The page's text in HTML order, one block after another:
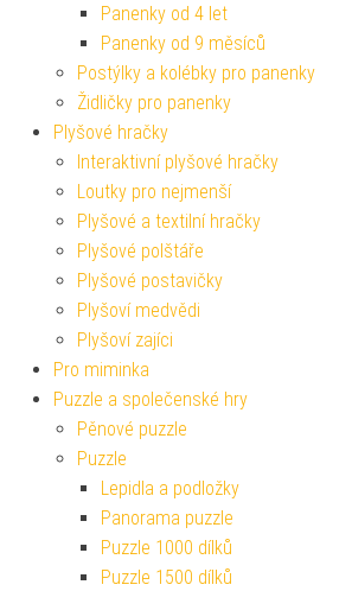
Panenky od 4 let
Panenky od 9 měsíců
Postýlky a kolébky pro panenky
Židličky pro panenky
Plyšové hračky
Interaktivní plyšové hračky
Loutky pro nejmenší
Plyšové a textilní hračky
Plyšové polštáře
Plyšové postavičky
Plyšoví medvědi
Plyšoví zajíci
Pro miminka
Puzzle a společenské hry
Pěnové puzzle
Puzzle
Lepidla a podložky
Panorama puzzle
Puzzle 1000 dílků
Puzzle 1500 dílků